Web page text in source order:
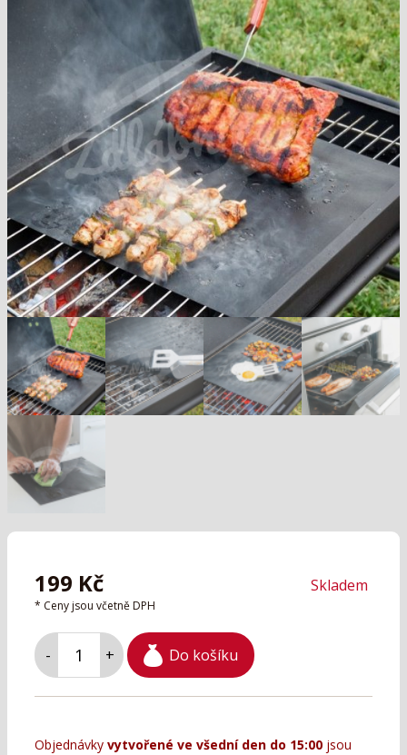
199 Kč
* Ceny jsou včetně DPH
Skladem
- + Do košíku
Objednávky vytvořené ve všední den do 15:00 jsou